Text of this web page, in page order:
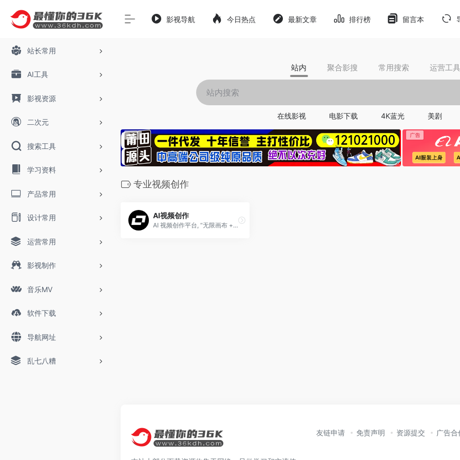
站长常用
AI工具
影视资源
二次元
搜索工具
学习资料
产品常用
设计常用
运营常用
影视制作
音乐MV
软件下载
导航网址
乱七八糟
影视导航 今日热点 最新文章 排行榜 留言本
站内 聚合影搜 常用搜索 运营工具
在线影视 电影下载 4K蓝光 美剧
专业视频创作
AI视频创作
AI 视频创作平台, “无限画布 + 节点工作流”，支持人机协同与 AI Agent 全自动生成，主打高可控、全链路、工业化视频生产。
友链申请 免责声明 资源提交 广告合